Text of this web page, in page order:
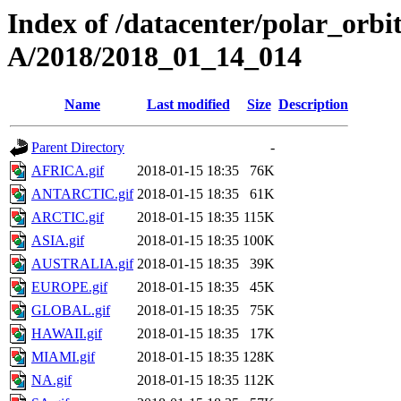
Index of /datacenter/
A/2018/2018_01_14_014
Name Last modified Size Description
Parent Directory
-
AFRICA.gif
2018-01-15 18:35
76K
ANTARCTIC.gif 2018-01-15 18:35
61K
ARCTIC.gif
2018-01-15 18:35 115K
ASIA.gif
2018-01-15 18:35 100K
AUSTRALIA.gif 2018-01-15 18:35
39K
EUROPE.gif
2018-01-15 18:35
45K
GLOBAL.gif
2018-01-15 18:35
75K
HAWAII.gif
2018-01-15 18:35
17K
MIAMI.gif
2018-01-15 18:35 128K
NA.gif
2018-01-15 18:35 112K